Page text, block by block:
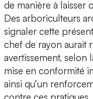
de manière à laisser
Des arboriculteurs
signaler cette
chef de rayon aurait
avertissement, selon
mise en conformité
ainsi qu’un